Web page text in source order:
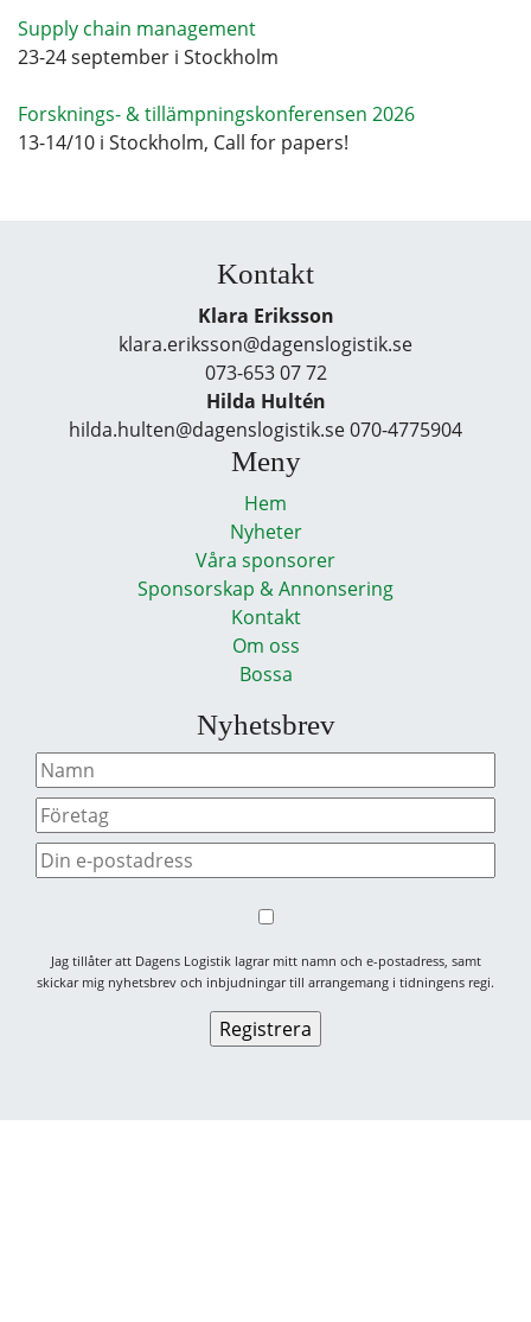
Supply chain management
23-24 september i Stockholm
Forsknings- & tillämpningskonferensen 2026
13-14/10 i Stockholm, Call for papers!
Kontakt
Klara Eriksson
klara.eriksson@dagenslogistik.se
073-653 07 72
Hilda Hultén
hilda.hulten@dagenslogistik.se 070-4775904
Meny
Hem
Nyheter
Våra sponsorer
Sponsorskap & Annonsering
Kontakt
Om oss
Bossa
Nyhetsbrev
Jag tillåter att Dagens Logistik lagrar mitt namn och e-postadress, samt
skickar mig nyhetsbrev och inbjudningar till arrangemang i tidningens regi.